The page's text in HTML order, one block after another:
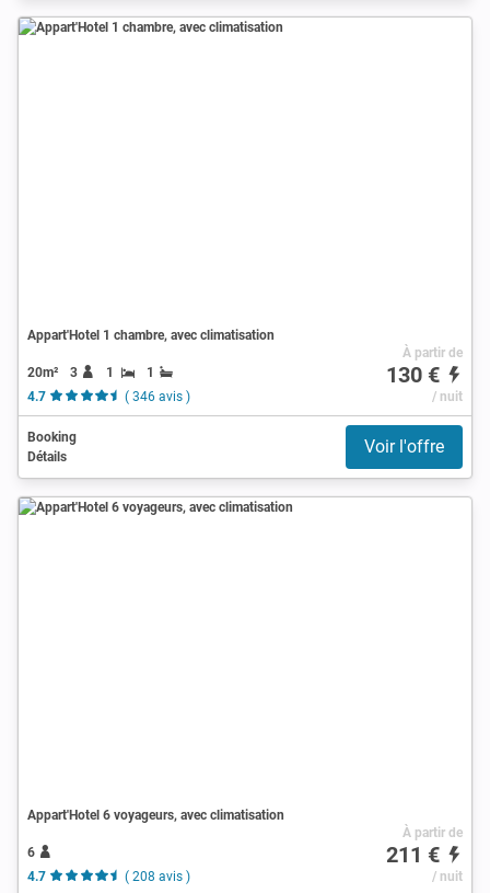
Appart'Hotel 1 chambre, avec climatisation
20m² 3 1
1
4.7
( 346 avis )
À partir de
130 €
/ nuit
Booking
Détails
Voir l'offre
Appart'Hotel 6 voyageurs, avec climatisation
6
4.7
( 208 avis )
À partir de
211 €
/ nuit